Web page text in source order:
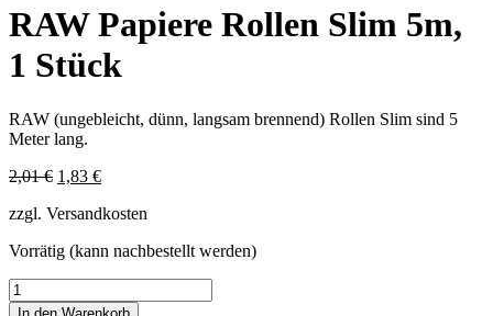
RAW Papiere Rollen Slim 5m,
1 Stück
RAW (ungebleicht, dünn, langsam brennend) Rollen Slim sind 5
Meter lang.
2,01€ Ursprünglicher
war:
1,83 €Aktueller
ist:
zzgl. Versandkosten
Vorrätig (kann nachbestellt werden)
RAW
Papiere